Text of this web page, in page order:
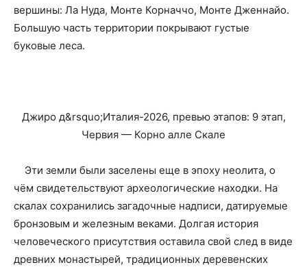
вершины: Ла Нуда, Монте Корначчо, Монте Дженнайо.
Большую часть территории покрывают густые
буковые леса.
Джиро д&rsquo;Италия-2026, превью этапов: 9 этап,
Червия — Корно алле Скале
Эти земли были заселены еще в эпоху неолита, о
чём свидетельствуют археологические находки. На
скалах сохранились загадочные надписи, датируемые
бронзовым и железным веками. Долгая история
человеческого присутствия оставила свой след в виде
древних монастырей, традиционных деревенских